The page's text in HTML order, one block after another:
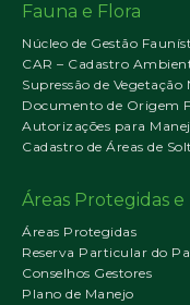
Fauna e Flora
Núcleo de Gestão
CAR – Cadastro
Supressão de Vegetação
Documento de Origem
Autorizações para
Cadastro de Áreas de
Áreas Protegidas
Áreas Protegidas
Reserva Particular do
Conselhos Gestores
Plano de Manejo